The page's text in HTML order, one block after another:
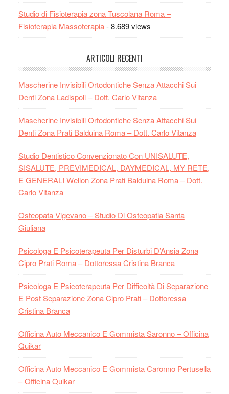
Studio di Fisioterapia zona Tuscolana Roma –
Fisioterapia Massoterapia- 8.689 views
ARTICOLI RECENTI
Mascherine Invisibili Ortodontiche Senza Attacchi Sui
Denti Zona Ladispoli – Dott. Carlo Vitanza
Mascherine Invisibili Ortodontiche Senza Attacchi Sui
Denti Zona Prati Balduina Roma – Dott. Carlo Vitanza
Studio Dentistico Convenzionato Con UNISALUTE,
SISALUTE, PREVIMEDICAL, DAYMEDICAL, MY RETE,
E GENERALI Welion Zona Prati Balduina Roma – Dott.
Carlo Vitanza
Osteopata Vigevano – Studio Di Osteopatia Santa
Giuliana
Psicologa E Psicoterapeuta Per Disturbi D’Ansia Zona
Cipro Prati Roma – Dottoressa Cristina Branca
Psicologa E Psicoterapeuta Per Difficoltà Di Separazione
E Post Separazione Zona Cipro Prati – Dottoressa
Cristina Branca
Officina Auto Meccanico E Gommista Saronno – Officina
Quikar
Officina Auto Meccanico E Gommista Caronno Pertusella
– Officina Quikar